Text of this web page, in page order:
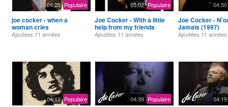
04:20 Populaire
joe cocker - when a
woman cries
Ajoutées 11 années
05:02 Populaire
Joe Cocker - With a little
help from my friends
Ajoutées 11 années
04:50
Joe Cocker -
Jamais (1997)
Ajoutées 11 années
04:19 Populaire 04:39 Populaire 04:19